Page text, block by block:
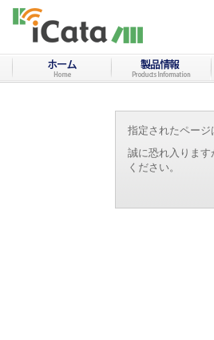
指定されたページ
誠に恐れ入りま
ください。